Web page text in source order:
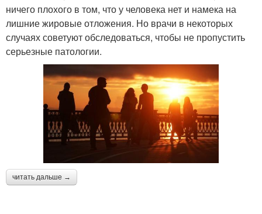
ничего плохого в том, что у человека нет и намека на
лишние жировые отложения. Но врачи в некоторых
случаях советуют обследоваться, чтобы не пропустить
серьезные патологии.
читать дальше →